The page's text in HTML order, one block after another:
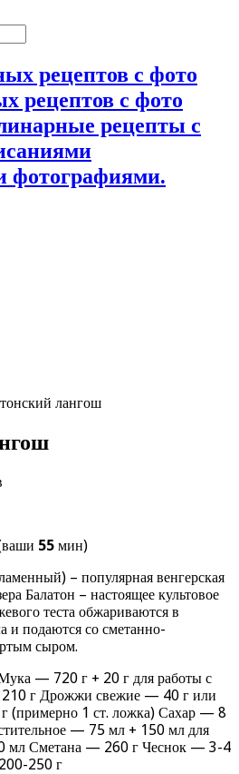
рецептов с фото
рецепты с
фотографиями.
лангош
55 мин)
– популярная венгерская
Балатон – настоящее культовое
теста обжариваются в
и подаются со сметанно-
сыром.
— 720 г + 20 г для работы с
г Дрожжи свежие — 40 г или
1 ст. ложка) Сахар — 8
— 75 мл + 150 мл для
мл Сметана — 260 г Чеснок — 3-4
250 г